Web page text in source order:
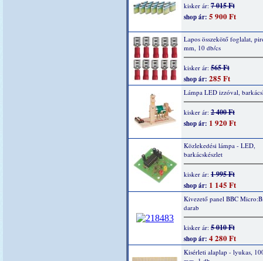
kisker ár: 7 015 Ft
shop ár: 5 900 Ft
Lapos összekötő foglalat,
mm, 10 db/cs
kisker ár: 565 Ft
shop ár: 285 Ft
Lámpa LED izzóval,
kisker ár: 2 400 Ft
shop ár: 1 920 Ft
Közlekedési lámpa - LED,
barkácskészlet
kisker ár: 1 995 Ft
shop ár: 1 145 Ft
Kivezető panel BBC
darab
kisker ár: 5 010 Ft
shop ár: 4 280 Ft
Kisérleti alaplap - lyukas,